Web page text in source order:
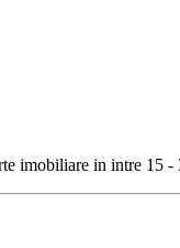
imobiliare in intre 15